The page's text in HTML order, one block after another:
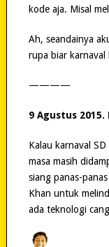
kode aja. Misal
Ah, seandainya
rupa biar karnaval
————
9 Agustus 2015.
Kalau karnaval
masa masih
siang panas-
Khan untuk
ada teknologi